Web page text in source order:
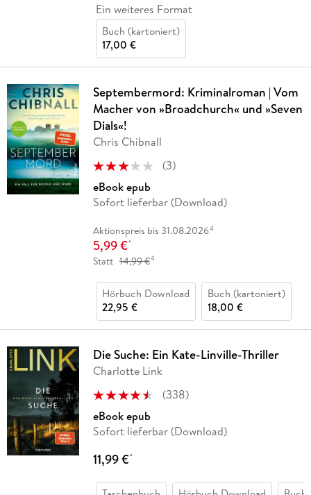
Ein weiteres Format
Buch (kartoniert)
17,00 €
Septembermord: Kriminalroman | Vom
Macher von »Broadchurch« und »Seven
Dials«!
Chris Chibnall
(3)
eBook epub
Sofort lieferbar (Download)
Aktionspreis bis 31.08.20264
5,99 €*
Statt 14,99 €4
Hörbuch Download
22,95 €
Buch (kartoniert)
18,00 €
Die Suche: Ein Kate-Linville-Thriller
Charlotte Link
(338)
eBook epub
Sofort lieferbar (Download)
11,99 €*